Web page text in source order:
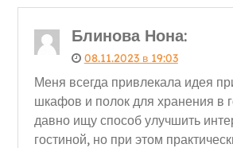
Блинова Нона:
08.11.2023 в 19:03
Меня всегда привлекала идея
шкафов и полок для хранения в
давно ищу способ улучшить
гостиной, но при этом